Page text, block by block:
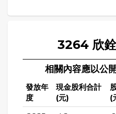
3264 欣
相關內容應以公
發放年
度
現金股利合計
(元)
(